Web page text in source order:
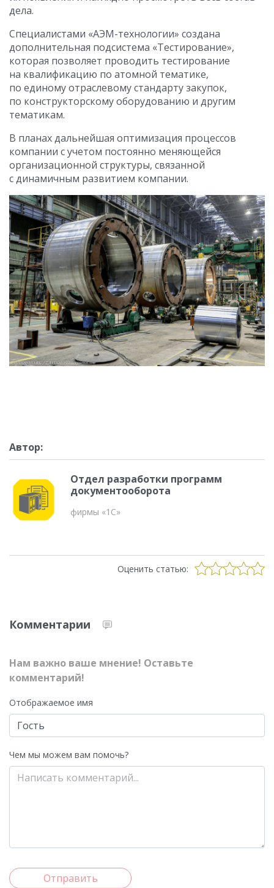
дела.
Специалистами «АЭМ-технологии» создана
дополнительная подсистема «Тестирование»,
которая позволяет проводить тестирование
на квалификацию по атомной тематике,
по единому отраслевому стандарту закупок,
по конструкторскому оборудованию и другим
тематикам.
В планах дальнейшая оптимизация процессов
компании с учетом постоянно меняющейся
организационной структуры, связанной
с динамичным развитием компании.
Автор:
Отдел разработки программ
документооборота
фирмы «1С»
Оценить статью:
Комментарии
Нам важно ваше мнение! Оставьте
комментарий!
Отображаемое имя
Чем мы можем вам помочь?
Отправить